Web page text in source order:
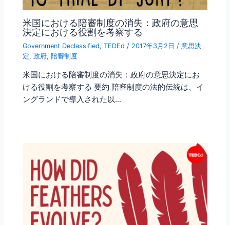
米国における陪審制度の消失：政府の意思
決定における役割を考察する
Government Declassified,TEDEd / 2017年3月2日 /意思決
定,政府, 陪審制度
米国における陪審制度の消失：政府の意思決定にお
ける役割を考察する 要約 陪審制度の法的伝統は、イ
ングランドで導入された以…